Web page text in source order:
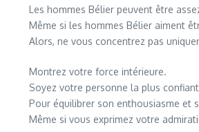
Les hommes Bélier peuvent être
Même si les hommes Bélier aiment
Alors, ne vous concentrez pas
Montrez votre force intérieure.
Soyez votre personne la plus
Pour équilibrer son enthousiasme et
Même si vous exprimez votre